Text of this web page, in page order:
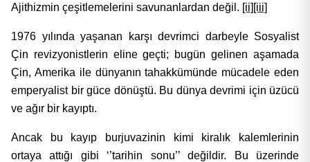
Ajithizmin çeşitlemelerini savunanlardan değil. [ii] [iii]
1976 yılında yaşanan karşı devrimci darbeyle Sosyalist
Çin revizyonistlerin eline geçti; bugün gelinen aşamada
Çin, Amerika ile dünyanın tahakkümünde mücadele eden
emperyalist bir güce dönüştü. Bu dünya devrimi için üzücü
ve ağır bir kayıptı.
Ancak bu kayıp burjuvazinin kimi kiralık kalemlerinin
ortaya attığı gibi ‘’tarihin sonu’’ değildir. Bu üzerinde